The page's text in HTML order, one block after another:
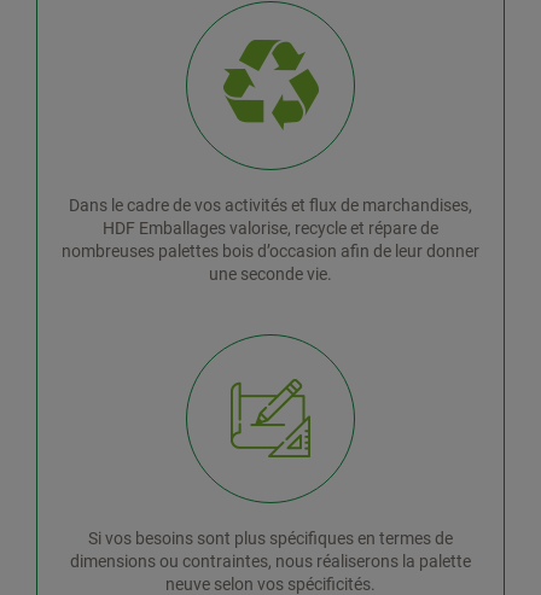
Dans le cadre de vos activités et flux de marchandises,
HDF Emballages valorise, recycle et répare de
nombreuses palettes bois d’occasion afin de leur donner
une seconde vie.
Si vos besoins sont plus spécifiques en termes de
dimensions ou contraintes, nous réaliserons la palette
neuve selon vos spécificités.